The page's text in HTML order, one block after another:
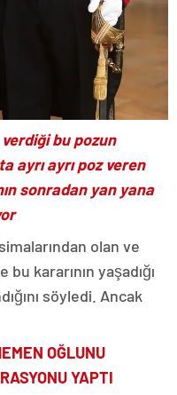
bu pozun
ayrı ayrı poz veren
sonradan yan yana
olan ve
kararının yaşadığı
söyledi. Ancak
OĞLUNU
YAPTI